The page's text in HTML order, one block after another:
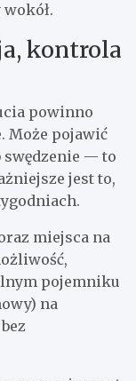
kontrola
powinno
Może pojawić
— to
jest to,
miejsca na
pojemniku
na